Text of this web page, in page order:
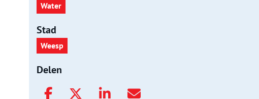
Water
Stad
Weesp
Delen